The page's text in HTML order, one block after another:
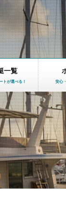
一覧
トが選べる！ 安心